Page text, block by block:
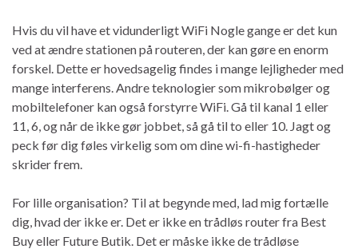
Hvis du vil have et vidunderligt WiFi Nogle gange er det kun
ved at ændre stationen på routeren, der kan gøre en enorm
forskel. Dette er hovedsagelig findes i mange lejligheder med
mange interferens. Andre teknologier som mikrobølger og
mobiltelefoner kan også forstyrre WiFi. Gå til kanal 1 eller
11, 6, og når de ikke gør jobbet, så gå til to eller 10. Jagt og
peck før dig føles virkelig som om dine wi-fi-hastigheder
skrider frem.
For lille organisation? Til at begynde med, lad mig fortælle
dig, hvad der ikke er. Det er ikke en trådløs router fra Best
Buy eller Future Butik. Det er måske ikke de trådløse